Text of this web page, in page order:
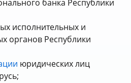
банка Республики
исполнительных и
органов Республики
юридических лиц